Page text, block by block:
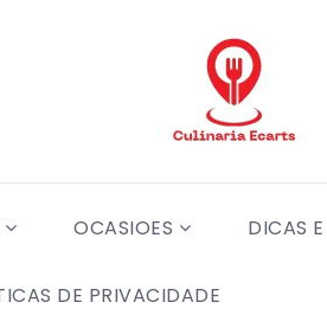
OCASIOES DICAS
DE PRIVACIDADE